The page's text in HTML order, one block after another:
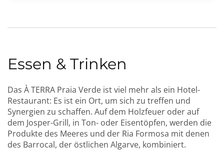
Essen & Trinken
Das À TERRA Praia Verde ist viel mehr als ein Hotel-
Restaurant: Es ist ein Ort, um sich zu treffen und
Synergien zu schaffen. Auf dem Holzfeuer oder auf
dem Josper-Grill, in Ton- oder Eisentöpfen, werden die
Produkte des Meeres und der Ria Formosa mit denen
des Barrocal, der östlichen Algarve, kombiniert.